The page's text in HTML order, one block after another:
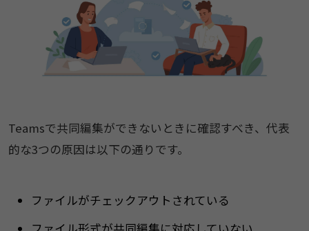
Teamsで共同編集ができないときに確認すべき、代表
的な3つの原因は以下の通りです。
ファイルがチェックアウトされている